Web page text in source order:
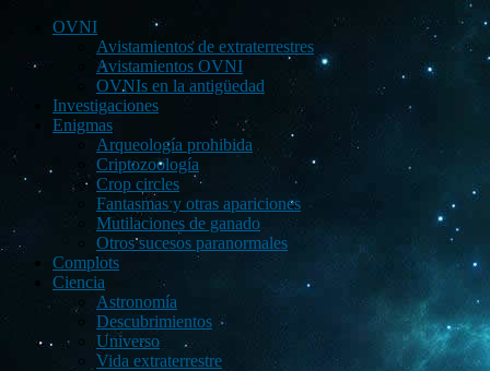
OVNI
Avistamientos de extraterrestres
Avistamientos OVNI
OVNIs en la antigüedad
Investigaciones
Enigmas
Arqueología prohibida
Criptozoología
Crop circles
Fantasmas y otras apariciones
Mutilaciones de ganado
Otros sucesos paranormales
Complots
Ciencia
Astronomía
Descubrimientos
Universo
Vida extraterrestre